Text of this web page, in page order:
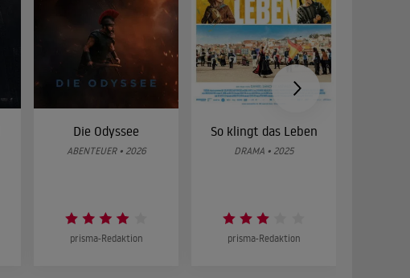
Die Odyssee
ABENTEUER • 2026
prisma-Redaktion
So klingt das Leben
DRAMA • 2025
prisma-Redaktion